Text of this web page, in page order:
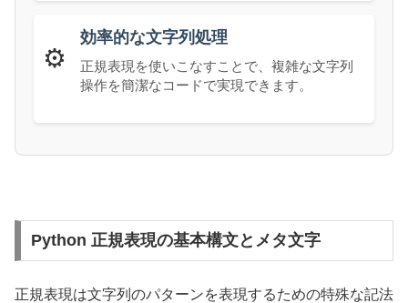
⚙️
効率的な文字列処理
正規表現を使いこなすことで、複雑な文字列
操作を簡潔なコードで実現できます。
Python 正規表現の基本構文とメタ文字
正規表現は文字列のパターンを表現するための特殊な記法